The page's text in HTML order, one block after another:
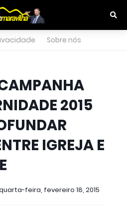
Sobre nós
2015
IGREJA E
feira, fevereiro 18, 2015